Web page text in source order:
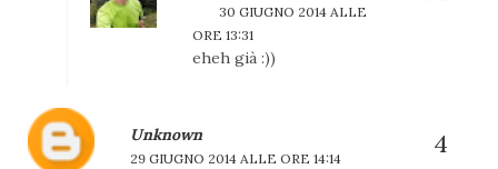
30 GIUGNO 2014 ALLE
ORE 13:31
eheh già :))
Unknown
29 GIUGNO 2014 ALLE ORE 14:14